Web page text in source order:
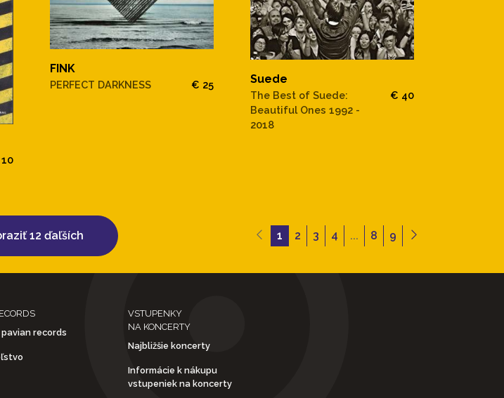
FINK
PERFECT DARKNESS € 25 Suede
The Best of Suede:
Beautiful Ones 1992 -
2018
€ 40
12 ďaľších 1 2 3 4 ... 8 9
pavian records
VSTUPENKY
NA KONCERTY
Najbližšie koncerty
Informácie k nákupu
vstupeniek na koncerty